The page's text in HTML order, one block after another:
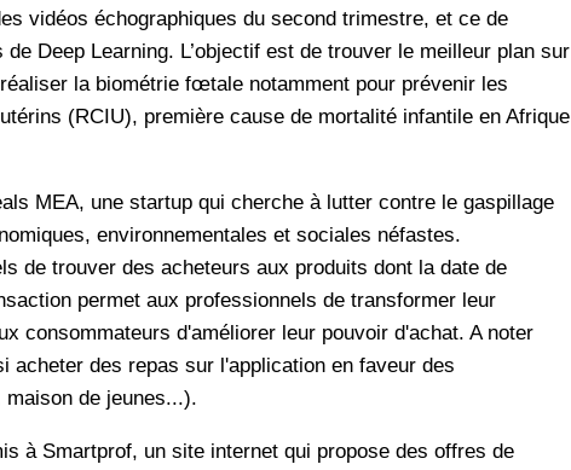
vidéos échographiques du second trimestre, et ce de
Deep Learning. L’objectif est de trouver le meilleur plan sur
la biométrie fœtale notamment pour prévenir les
(RCIU), première cause de mortalité infantile en Afrique
MEA, une startup qui cherche à lutter contre le gaspillage
environnementales et sociales néfastes.
de trouver des acheteurs aux produits dont la date de
permet aux professionnels de transformer leur
consommateurs d'améliorer leur pouvoir d'achat. A noter
acheter des repas sur l'application en faveur des
de jeunes...).
à Smartprof, un site internet qui propose des offres de